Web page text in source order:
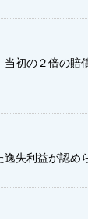
当初の２倍の賠
失利益が認め